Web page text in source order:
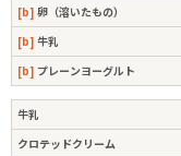
[b] 卵（溶いたもの）
[b] 牛乳
[b] プレーンヨーグルト
牛乳
クロテッドクリーム